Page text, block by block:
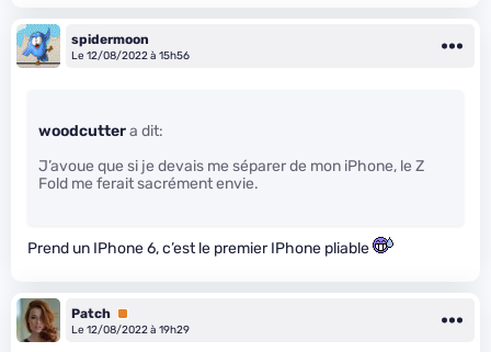
spidermoon
Le 12/08/2022 à 15h56
woodcuttera dit:
J’avoue que si je devais me séparer de mon iPhone, le Z
Fold me ferait sacrément envie.
Prend un IPhone 6, c’est le premier IPhone pliable
Patch Premium
Le 12/08/2022 à 19h29